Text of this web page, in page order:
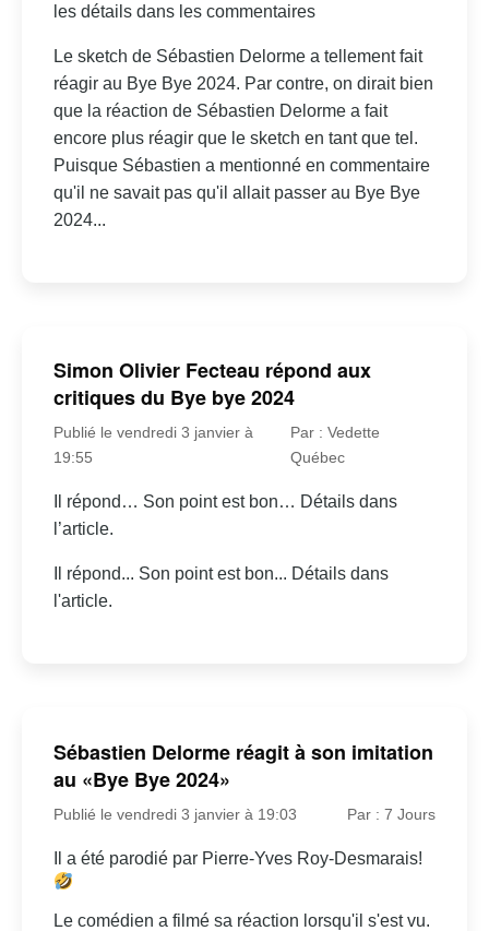
les détails dans les commentaires
Le sketch de Sébastien Delorme a tellement fait
réagir au Bye Bye 2024. Par contre, on dirait bien
que la réaction de Sébastien Delorme a fait
encore plus réagir que le sketch en tant que tel.
Puisque Sébastien a mentionné en commentaire
qu'il ne savait pas qu'il allait passer au Bye Bye
2024...
Simon Olivier Fecteau répond aux
critiques du Bye bye 2024
Publié le vendredi 3 janvier à
19:55
Par : Vedette
Québec
Il répond… Son point est bon… Détails dans
l’article.
Il répond... Son point est bon... Détails dans
l'article.
Sébastien Delorme réagit à son imitation
au «Bye Bye 2024»
Publié le vendredi 3 janvier à 19:03 Par : 7 Jours
Il a été parodié par Pierre-Yves Roy-Desmarais!
Le comédien a filmé sa réaction lorsqu'il s'est vu.